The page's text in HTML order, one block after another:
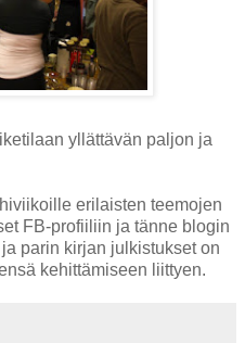
yllättävän paljon ja
erilaisten teemojen
FB-profiiliin ja tänne blogin
parin kirjan julkistukset on
kehittämiseen liittyen.